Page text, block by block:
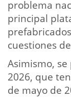
problema
principal
cuestiones
Asimismo, se
2026, que
de mayo de